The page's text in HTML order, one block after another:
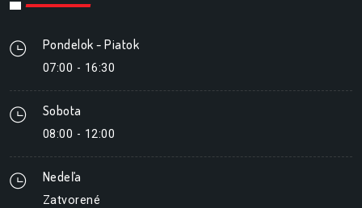
Pondelok - Piatok
07:00 - 16:30
Sobota
08:00 - 12:00
Nedeľa
Zatvorené